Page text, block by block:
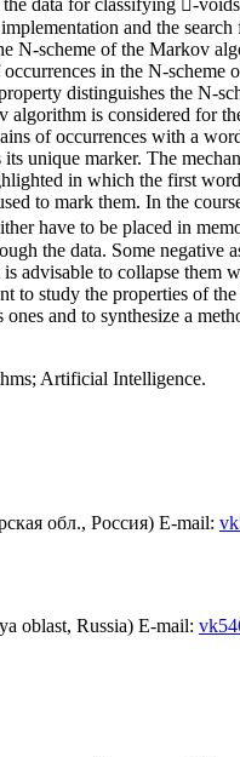
data for classifying -
and the
N-scheme of the Markov
in the N-scheme
distinguishes the N-
is considered for
of occurrences with a
unique marker. The
in which the first
to mark them. In the
have to be placed in
the data. Some negative
advisable to collapse them
to study the properties of
and to synthesize a
Artificial Intelligence.
обл., Россия) E-mail:
oblast, Russia) E-mail: